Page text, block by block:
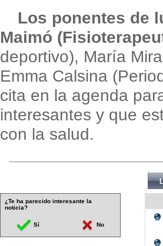
Los ponentes de
Maimó
deportivo), María
Emma Calsina
cita en la agenda
interesantes y que
con la salud.
¿Te ha parecido interesante la
noticia?
Sí No